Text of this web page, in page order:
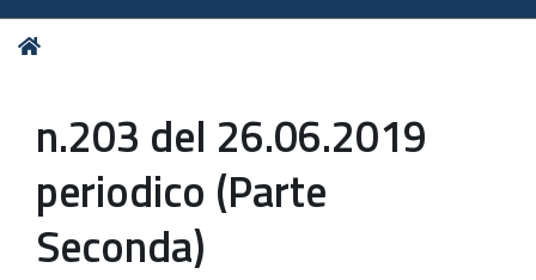
Tu
n.203 del 26.06.2019
periodico (Parte
Seconda)